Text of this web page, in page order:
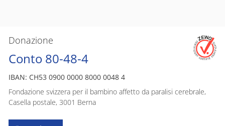
Donazione
Conto 80-48-4
IBAN: CH53 0900 0000 8000 0048 4
Fondazione svizzera per il bambino affetto da paralisi cerebrale,
Casella postale, 3001 Berna